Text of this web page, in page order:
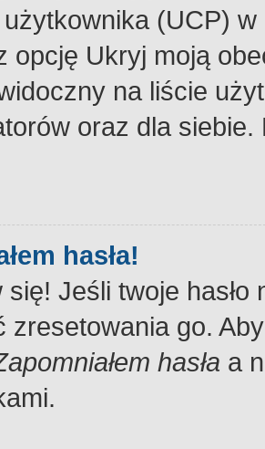
(UCP) w
opcję Ukryj moją
na liście
oraz dla
hasła!
się! Jeśli twoje
zresetowania go.
hasła a